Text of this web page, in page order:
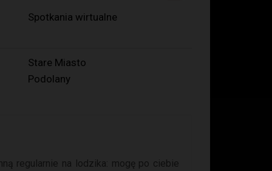
Spotkania wirtualne
Stare Miasto
Podolany
regularnie na lodzika: mogę po ciebie